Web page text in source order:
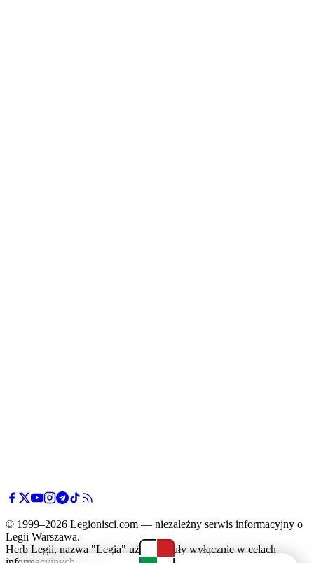
© 1999–2026 Legionisci.com — niezależny serwis informacyjny o
Legii Warszawa.
Herb Legii, nazwa "Legia" użyte zostały wyłącznie w celach